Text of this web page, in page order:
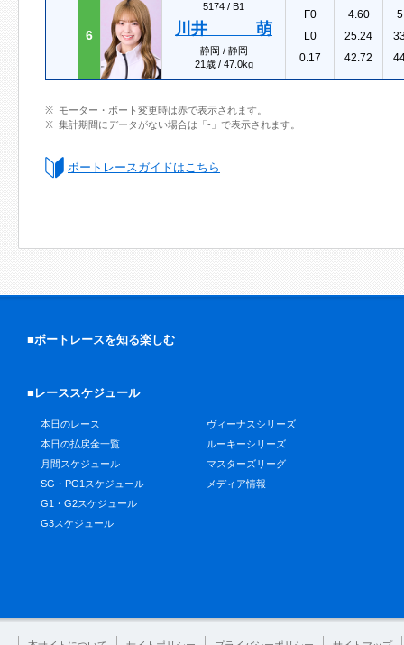
6
5174 / B1
川井 萌
静岡 / 静岡
21歳 / 47.0kg
F0
L0
0.17
4.60
25.24
42.72
モーター・ボート変更時は赤で表示されます。
集計期間にデータがない場合は「-」で表示されます。
ボートレースガイドはこちら
■ボートレースを知る楽しむ
■レーススケジュール
本日のレース
本日の払戻金一覧
月間スケジュール
SG・PG1スケジュール
G1・G2スケジュール
G3スケジュール
ヴィーナスシリーズ
ルーキーシリーズ
マスターズリーグ
メディア情報